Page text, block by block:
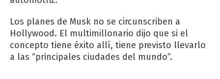
Los planes de Musk no se circunscriben a
Hollywood. El multimillonario dijo que si el
concepto tiene éxito allí, tiene previsto llevarlo
a las “principales ciudades del mundo”.